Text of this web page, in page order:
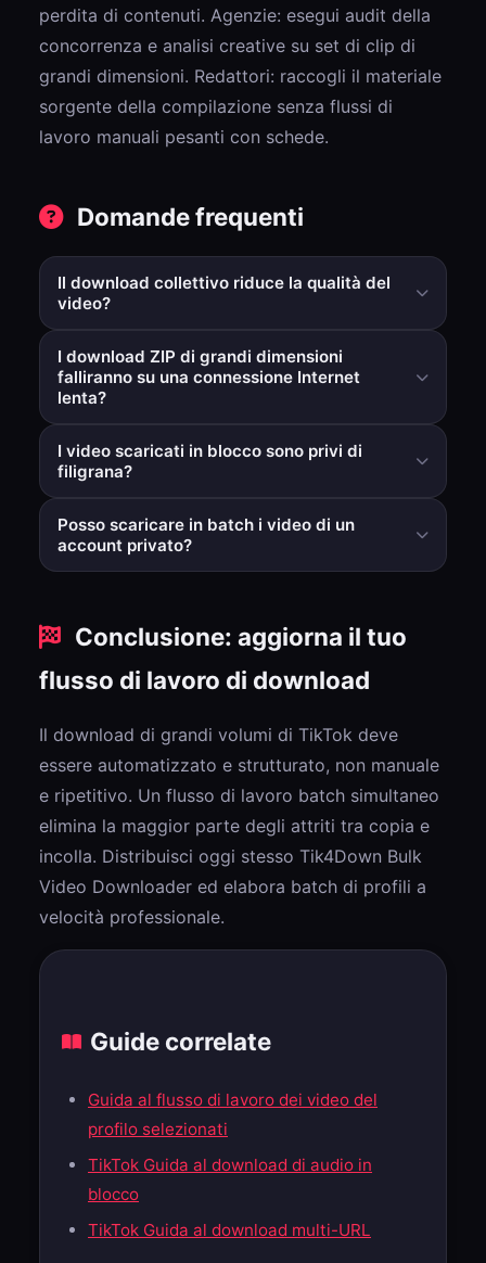
perdita di contenuti. Agenzie: esegui audit della
concorrenza e analisi creative su set di clip di
grandi dimensioni. Redattori: raccogli il materiale
sorgente della compilazione senza flussi di
lavoro manuali pesanti con schede.
Domande frequenti
Il download collettivo riduce la qualità del
video?
No. Il flusso di lavoro batch modifica l'efficienza
dell'elaborazione, non la strategia di qualità target per
gli output preparati.
I download ZIP di grandi dimensioni
falliranno su una connessione Internet
lenta?
Gli archivi molto grandi dipendono dalla stabilità della
connessione locale. Lotti più piccoli possono migliorare
l'affidabilità del completamento.
I video scaricati in blocco sono privi di
filigrana?
SÌ. L'elaborazione in blocco applica lo stesso percorso
di rimozione della filigrana dei flussi di download
standard.
Posso scaricare in batch i video di un
account privato?
Conclusione: aggiorna il tuo
flusso di lavoro di download
Il download di grandi volumi di TikTok deve
essere automatizzato e strutturato, non manuale
e ripetitivo. Un flusso di lavoro batch simultaneo
elimina la maggior parte degli attriti tra copia e
incolla. Distribuisci oggi stesso Tik4Down Bulk
Video Downloader ed elabora batch di profili a
velocità professionale.
Guide correlate
Guida al flusso di lavoro dei video del
profilo selezionati
TikTok Guida al download di audio in
blocco
TikTok Guida al download multi-URL